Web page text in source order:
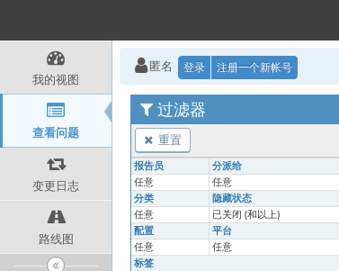
我的视图
查看问题
变更日志
路线图
匿名 登录 注册一个新帐号
过滤器
重置
报告员 分派给
任意
任意
分类
隐藏状态
任意
已关闭 (和以上)
配置
平台
任意
任意
标签